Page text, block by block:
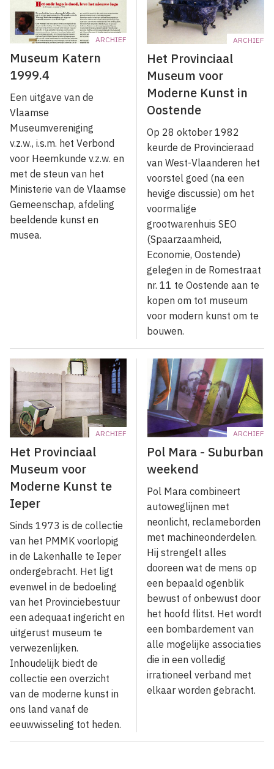
ARCHIEF
Museum Katern
1999.4
Een uitgave van de
Vlaamse
Museumvereniging
v.z.w., i.s.m. het Verbond
voor Heemkunde v.z.w. en
met de steun van het
Ministerie van de Vlaamse
Gemeenschap, afdeling
beeldende kunst en
musea.
ARCHIEF
Het Provinciaal
Museum voor
Moderne Kunst in
Oostende
Op 28 oktober 1982
keurde de Provincieraad
van West-Vlaanderen het
voorstel goed (na een
hevige discussie) om het
voormalige
grootwarenhuis SEO
(Spaarzaamheid,
Economie, Oostende)
gelegen in de Romestraat
nr. 11 te Oostende aan te
kopen om tot museum
voor modern kunst om te
bouwen.
ARCHIEF
Het Provinciaal
Museum voor
Moderne Kunst te
Ieper
Sinds 1973 is de collectie
van het PMMK voorlopig
in de Lakenhalle te Ieper
ondergebracht. Het ligt
evenwel in de bedoeling
van het Provinciebestuur
een adequaat ingericht en
uitgerust museum te
verwezenlijken.
Inhoudelijk biedt de
collectie een overzicht
van de moderne kunst in
ons land vanaf de
eeuwwisseling tot heden.
ARCHIEF
Pol Mara - Suburban
weekend
Pol Mara combineert
autoweglijnen met
neonlicht, reclamebor­den
met machineonderdelen.
Hij strengelt alles
dooreen wat de mens op
een bepaald ogenblik
bewust of onbewust door
het hoofd flitst. Het wordt
een bombardement van
alle mo­gelijke associaties
die in een volledig
irrationeel verband met
elkaar worden gebracht.